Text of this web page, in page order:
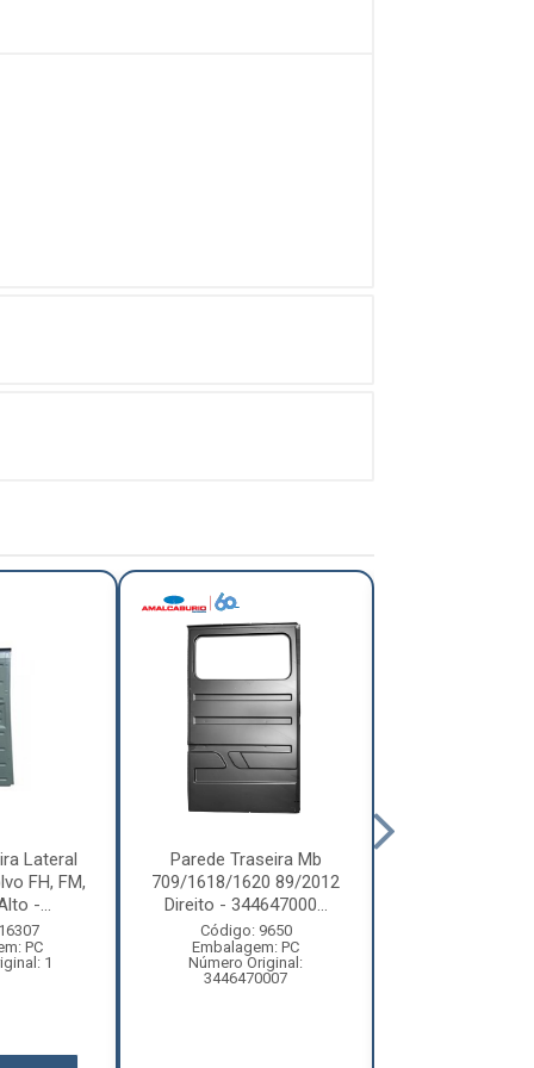
Lateral
FH, FM,
-...
PC
1
Parede Traseira Mb
709/1618/1620 89/2012
Direito - 344647000...
Código: 9650
Embalagem: PC
Número Original:
3446470007